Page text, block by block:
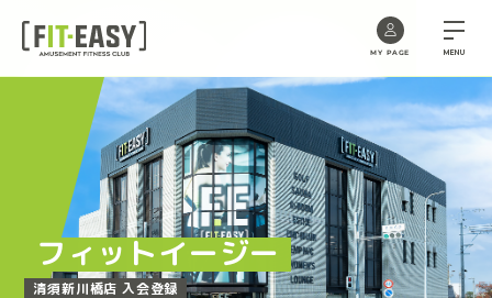
content
MY PAGE MENU
フィットイージー
清須新川橋店 入会登録